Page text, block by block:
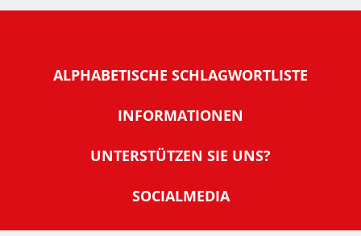
ALPHABETISCHE SCHLAGWORTLISTE
INFORMATIONEN
Warum NachDenkSeiten
Tipps zur Nutzung der NachDenkSeiten
Banner und E-Mail-Signaturen
UNTERSTÜTZEN SIE UNS?
SOCIALMEDIA